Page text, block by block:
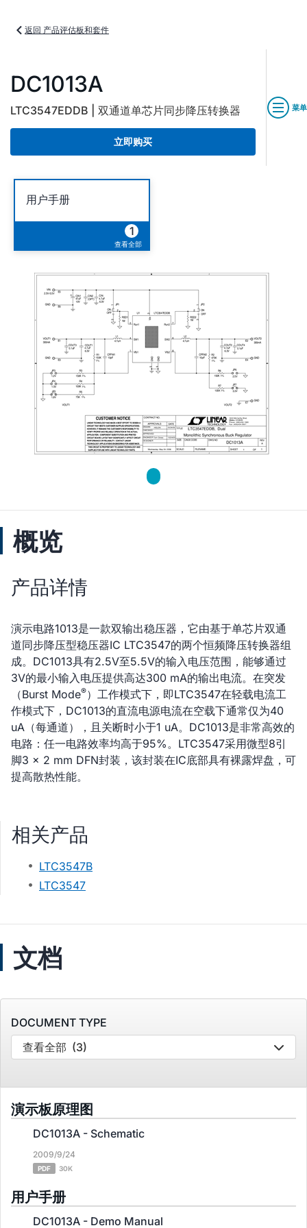
返回 产品评估板和套件
DC1013A
LTC3547EDDB | 双通道单芯片同步降压转换器
立即购买
菜单
用户手册
1
查看全部
概览
产品详情
演示电路1013是一款双输出稳压器，它由基于单芯片双通
道同步降压型稳压器IC LTC3547的两个恒频降压转换器组
成。DC1013具有2.5V至5.5V的输入电压范围，能够通过
3V的最小输入电压提供高达300 mA的输出电流。在突发
（Burst Mode®）工作模式下，即LTC3547在轻载电流工
作模式下，DC1013的直流电源电流在空载下通常仅为40
uA（每通道），且关断时小于1 uA。DC1013是非常高效的
电路：任一电路效率均高于95%。LTC3547采用微型8引
脚3 × 2 mm DFN封装，该封装在IC底部具有裸露焊盘，可
提高散热性能。
相关产品
LTC3547B
LTC3547
文档
DOCUMENT TYPE
查看全部 (3)
演示板原理图
DC1013A - Schematic
2009/9/24
PDF 30K
用户手册
DC1013A - Demo Manual